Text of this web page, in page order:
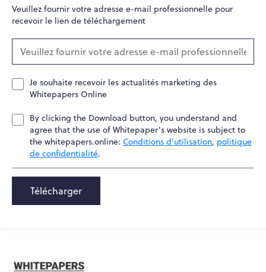
Veuillez fournir votre adresse e-mail professionnelle pour
recevoir le lien de téléchargement
Je souhaite recevoir les actualités marketing des
Whitepapers Online
By clicking the Download button, you understand and
agree that the use of Whitepaper's website is subject to
the whitepapers.online: Conditions d'utilisation, politique
de confidentialité.
Télécharger